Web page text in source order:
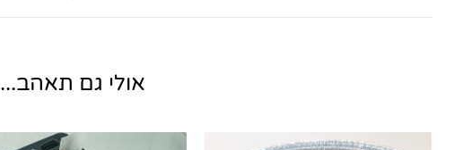
אולי גם תאהב...